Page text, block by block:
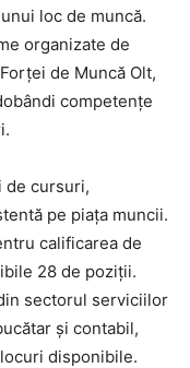
loc de muncă.
organizate de
de Muncă Olt,
competențe
de cursuri,
pe piața muncii.
calificarea de
28 de poziții.
sectorul serviciilor
și contabil,
disponibile.